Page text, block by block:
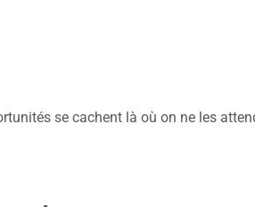
se cachent là où on ne les